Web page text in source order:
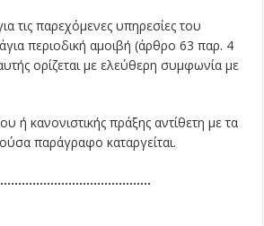
τις παρεχόμενες υπηρεσίες του
περιοδική αμοιβή (άρθρο 63 παρ. 4
ορίζεται με ελεύθερη συμφωνία με
ή κανονιστικής πράξης αντίθετη με τα
παράγραφο καταργείται.